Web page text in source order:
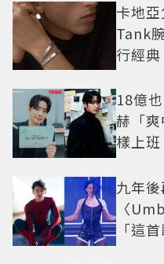
卡地
Tank
行經典
18億
赫「
樣上
九年
〈
「這